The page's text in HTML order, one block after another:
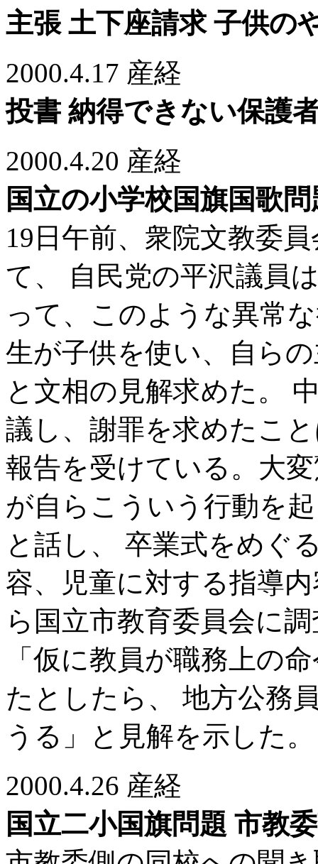
主張 土下座請求 子供の
2000.4.17 産経
投書 納得できない保護
2000.4.20 産経
国立の小学校国旗国歌
19日午前、衆院文教委
て、 自民党の平沢議員
って、このような異常
生が子供を使い、自ら
と文相の見解求めた。
議し、謝罪を求めたこ
報告を受けている。大
が自らこういう行動を
と話し、 卒業式をめぐ
容、児童に対する指導
ら国立市教育委員会に
「仮に教員が職務上の
たとしたら、 地方公務
うる」と見解を示した。
2000.4.26 産経
国立二小国旗問題 市教